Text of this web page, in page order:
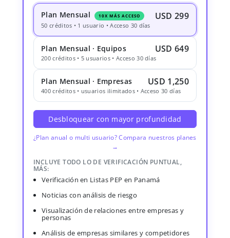
Plan Mensual 10X MÁS ACCESO USD 299
50 créditos • 1 usuario • Acceso 30 días
Plan Mensual · Equipos USD 649
200 créditos • 5 usuarios • Acceso 30 días
Plan Mensual · Empresas USD 1,250
400 créditos • usuarios ilimitados • Acceso 30 días
Desbloquear con mayor profundidad
¿Plan anual o multi usuario? Compara nuestros planes
→
INCLUYE TODO LO DE VERIFICACIÓN PUNTUAL,
MÁS:
Verificación en Listas PEP en Panamá
Noticias con análisis de riesgo
Visualización de relaciones entre empresas y
personas
Análisis de empresas similares y competidores